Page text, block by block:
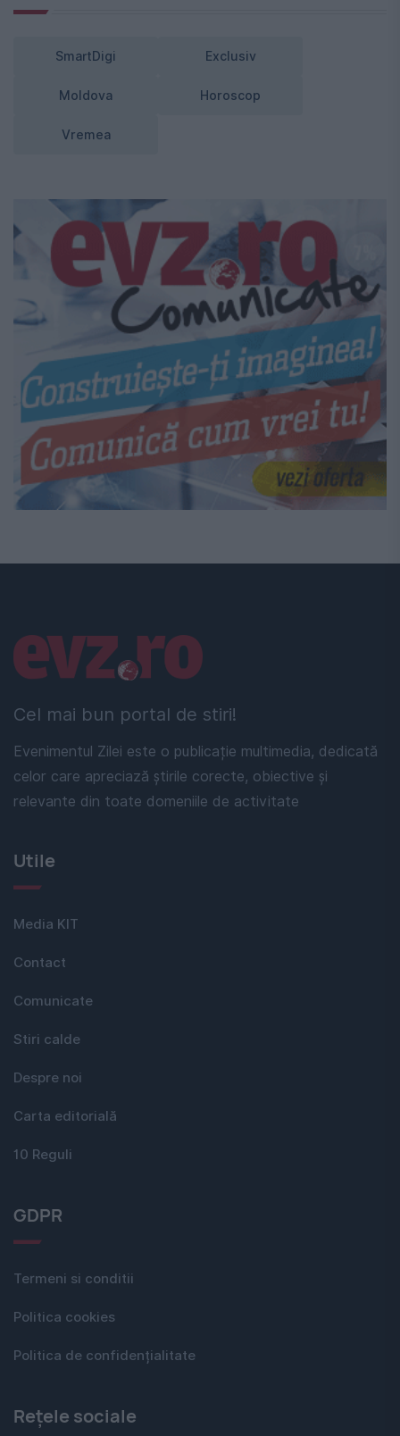
SmartDigi Exclusiv
Moldova Horoscop
Vremea
Cel mai bun portal de stiri!
Evenimentul Zilei este o publicație multimedia, dedicată
celor care apreciază știrile corecte, obiective și
relevante din toate domeniile de activitate
Linkuri utile
Utile
Media KIT
Contact
Comunicate
Stiri calde
Despre noi
Carta editorială
10 Reguli
GDPR
Termeni si conditii
Politica cookies
Politica de confidențialitate
Rețele sociale